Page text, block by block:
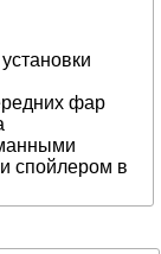
фар
спойлером в